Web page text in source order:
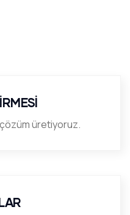
üretiyoruz.